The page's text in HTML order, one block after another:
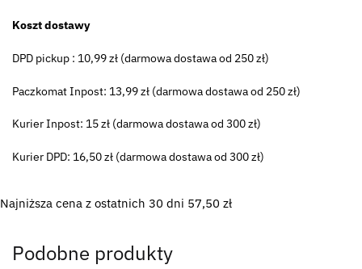
Koszt dostawy
DPD pickup : 10,99 zł (darmowa dostawa od 250 zł)
Paczkomat Inpost: 13,99 zł (darmowa dostawa od 250 zł)
Kurier Inpost: 15 zł (darmowa dostawa od 300 zł)
Kurier DPD: 16,50 zł (darmowa dostawa od 300 zł)
Najniższa cena z ostatnich 30 dni 57,50 zł
Podobne produkty